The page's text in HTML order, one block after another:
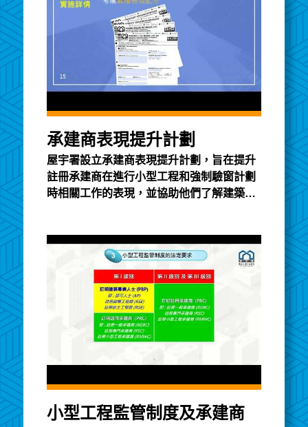
承建商表現提升計劃
屋宇署設立承建商表現提升計劃，旨在提升
註冊承建商在進行小型工程和強制驗窗計劃
時相關工作的表現，並協助他們了解建築物
計劃的實施詳情、表現記分和提升表現課程
小型工程監管制度及承建商